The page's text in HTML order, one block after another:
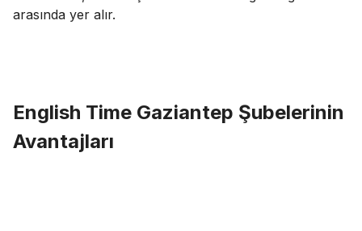
arasında yer alır.
English Time Gaziantep Şubelerinin
Avantajları